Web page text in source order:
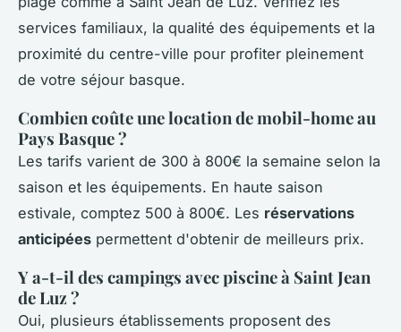
services familiaux, la qualité des équipements et la
proximité du centre-ville pour profiter pleinement
de votre séjour basque.
Combien coûte une location de mobil-home au
Pays Basque ?
Les tarifs varient de 300 à 800€ la semaine selon la
saison et les équipements. En haute saison
estivale, comptez 500 à 800€. Les réservations
anticipées permettent d'obtenir de meilleurs prix.
Y a-t-il des campings avec piscine à Saint Jean
de Luz ?
Oui, plusieurs établissements proposent des